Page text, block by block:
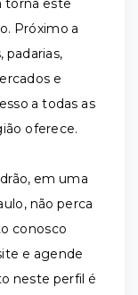
torna este
Próximo a
padarias,
e
a todas as
oferece.
em uma
não perca
conosco
e agende
neste perfil é